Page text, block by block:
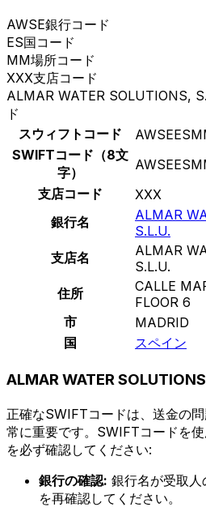
AWSE銀行コード
ES国コード
MM場所コード
XXX支店コード
ALMAR WATER SOLUTIONS,
ド
スウィフトコード
SWIFTコード（8文
字）
支店コード
XXX
銀行名
ALMAR
S.L.U.
支店名
ALMAR
S.L.U.
住所
CALLE
FLOOR 6
市
MADRID
国
スペイン
ALMAR WATER
正確なSWIFTコードは、送金の
常に重要です。SWIFTコードを
を必ず確認してください:
銀行の確認: 銀行名が受取
を再確認してください。